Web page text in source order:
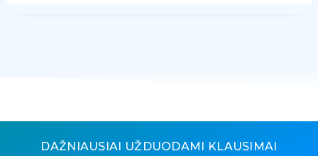
DAŽNIAUSIAI UŽDUODAMI KLAUSIMAI